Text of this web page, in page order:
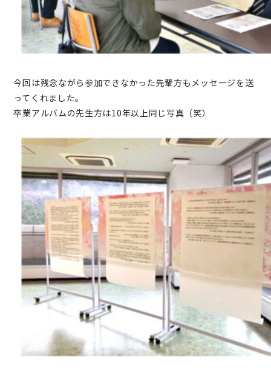
今回は残念ながら参加できなかった先輩方もメッセージを送
ってくれました。
卒業アルバムの先生方は10年以上同じ写真（笑）